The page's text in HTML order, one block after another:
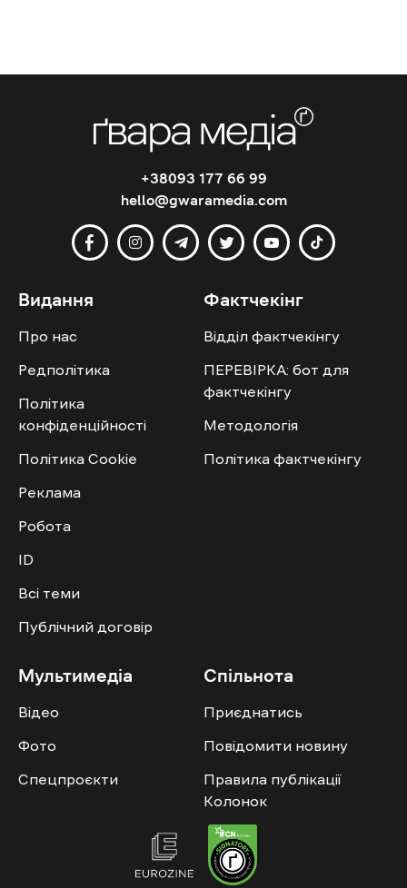
+38093 177 66 99
hello@gwaramedia.com
Видання
Про нас
Редполітика
Політика
конфіденційності
Політика Cookie
Реклама
Робота
ID
Всі теми
Публічний договір
Фактчекінг
Відділ фактчекінгу
ПЕРЕВІРКА: бот для
фактчекінгу
Методологія
Політика фактчекінгу
Мультимедіа
Відео
Фото
Спецпроєкти
Спільнота
Приєднатись
Повідомити новину
Правила публікації
Колонок